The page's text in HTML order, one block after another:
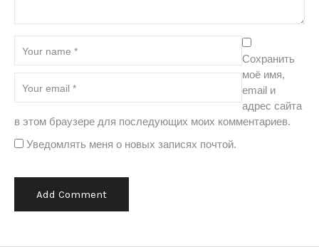
Сохранить
моё имя,
email и
адрес сайта
в этом браузере для последующих моих комментариев.
Уведомлять меня о новых записях почтой.